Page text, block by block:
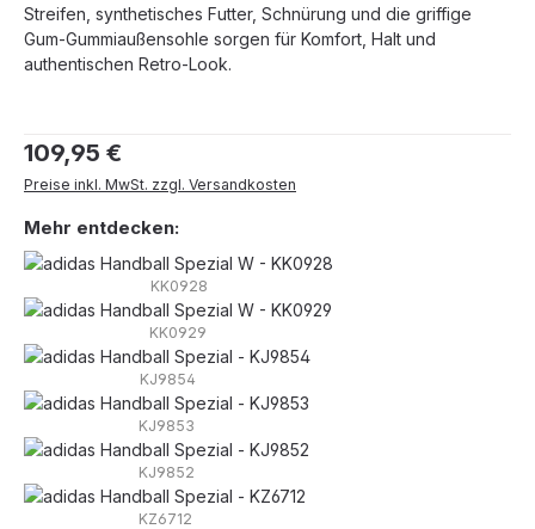
Streifen, synthetisches Futter, Schnürung und die griffige
Gum-Gummiaußensohle sorgen für Komfort, Halt und
authentischen Retro-Look.
Regulärer Preis:
109,95 €
Preise inkl. MwSt. zzgl. Versandkosten
Mehr entdecken:
KK0928
KK0929
KJ9854
KJ9853
KJ9852
KZ6712